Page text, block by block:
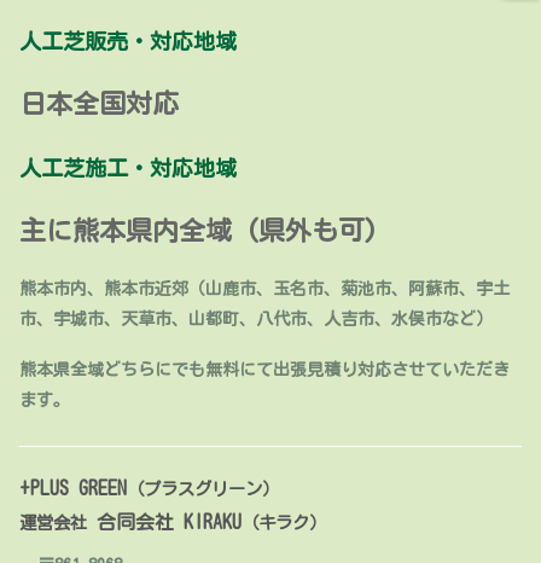
人工芝販売・対応地域
日本全国対応
人工芝施工・対応地域
主に熊本県内全域 (県外も可)
熊本市内、熊本市近郊（山鹿市、玉名市、菊池市、阿蘇市、宇土
市、宇城市、天草市、山都町、八代市、人吉市、水俣市など）
熊本県全域どちらにでも無料にて出張見積り対応させていただき
ます。
+PLUS GREEN
（プラスグリーン）
運営会社 合同会社 KIRAKU （キラク）